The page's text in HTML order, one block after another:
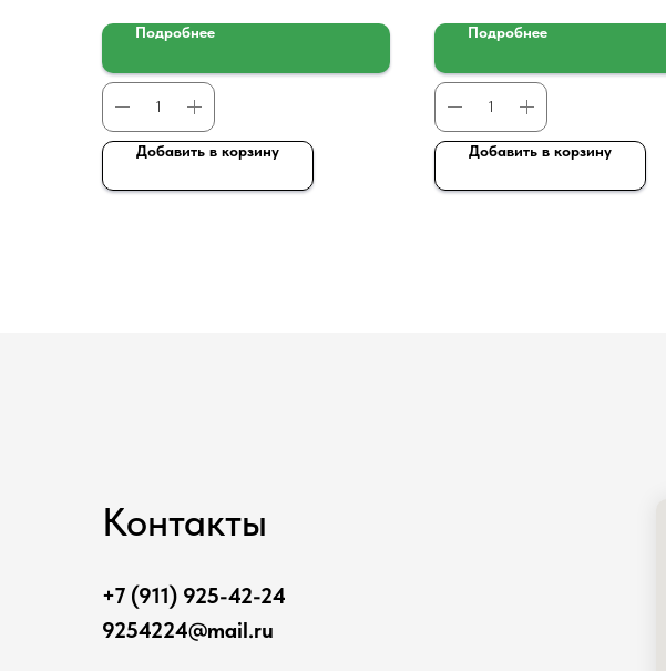
Подробнее
Добавить в корзину
Подробнее
Добавить в корзину
Контакты
+7 (911) 925-42-24
9254224@mail.ru